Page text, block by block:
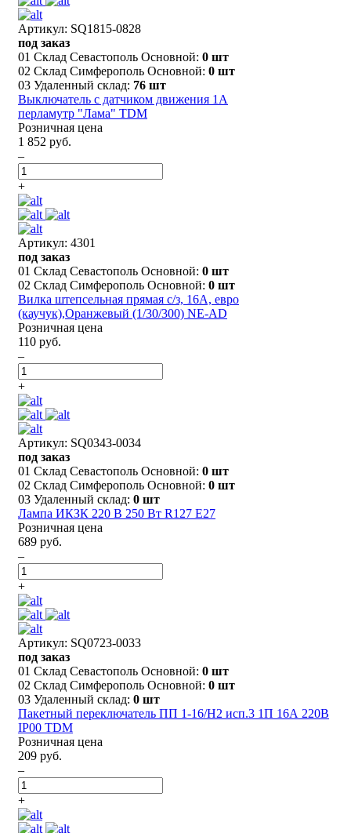
Артикул: SQ1815-0828
под заказ
01 Склад Севастополь Основной: 0 шт
02 Склад Симферополь Основной: 0 шт
03 Удаленный склад: 76 шт
Выключатель с датчиком движения 1А
перламутр "Лама" TDM
Розничная цена
1 852 руб.
–
+
Артикул: 4301
под заказ
01 Склад Севастополь Основной: 0 шт
02 Склад Симферополь Основной: 0 шт
Вилка штепсельная прямая с/з, 16А, евро
(каучук),Оранжевый (1/30/300) NE-AD
Розничная цена
110 руб.
–
+
Артикул: SQ0343-0034
под заказ
01 Склад Севастополь Основной: 0 шт
02 Склад Симферополь Основной: 0 шт
03 Удаленный склад: 0 шт
Лампа ИКЗК 220 В 250 Вт R127 E27
Розничная цена
689 руб.
–
+
Артикул: SQ0723-0033
под заказ
01 Склад Севастополь Основной: 0 шт
02 Склад Симферополь Основной: 0 шт
03 Удаленный склад: 0 шт
Пакетный переключатель ПП 1-16/Н2 исп.3 1П 16А 220В
IP00 TDM
Розничная цена
209 руб.
–
+